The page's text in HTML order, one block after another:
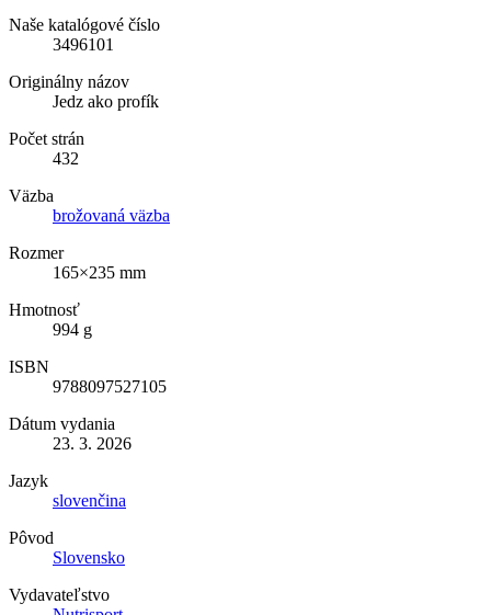
Naše katalógové číslo
3496101
Originálny názov
Jedz ako profík
Počet strán
432
Väzba
brožovaná väzba
Rozmer
165×235 mm
Hmotnosť
994 g
ISBN
9788097527105
Dátum vydania
23. 3. 2026
Jazyk
slovenčina
Pôvod
Slovensko
Vydavateľstvo